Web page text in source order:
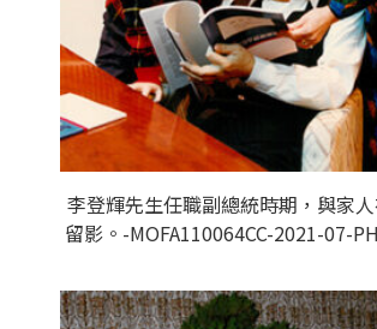
李登輝先生任職副總統時期，與家
留影。-MOFA110064CC-2021-07-